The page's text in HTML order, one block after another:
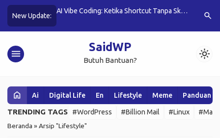
New Update:
sekedar “hobi”
AI Vibe Coding: Ketika Shortcut Tanpa Skill
16 search
menu SaidWP
Butuh Bantuan? light_mode
home Ai Digital Life En Lifestyle Meme Panduan
TRENDING TAGS #WordPress #Billion Mail #Linux
#Mail
Beranda »Arsip "Lifestyle"